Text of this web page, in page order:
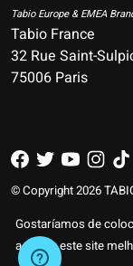
Tabio Europe & EMEA
Tabio France
32 Rue Saint-
75006 Paris
© Copyright 2026
Gostaríamos de
a tornar este site